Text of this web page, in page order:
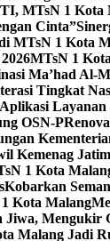
TI, MTsN 1
Cinta”
MTsN 1 Kota
MTsN 1
Ma’had Al-
Tingkat
OSN-P
Kemenag
1 Kota
Kobarkan
Kota Malang
Jiwa, Mengukir
Malang Jadi